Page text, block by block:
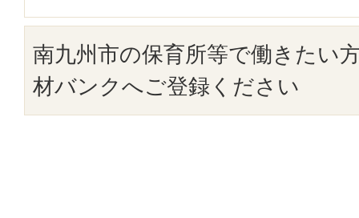
南九州市の保育所等で働きたい
材バンクへご登録ください